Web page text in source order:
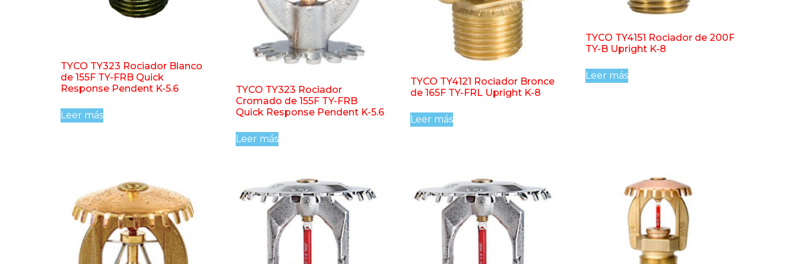
TYCO TY323 Rociador Blanco
de 155F TY-FRB Quick
Response Pendent K-5.6
Leer más
TYCO TY323 Rociador
Cromado de 155F TY-FRB
Quick Response Pendent K-5.6
Leer más
TYCO TY4121 Rociador Bronce
de 165F TY-FRL Upright K-8
Leer más
TYCO TY4151 Rociador de 200F
TY-B Upright K-8
Leer más